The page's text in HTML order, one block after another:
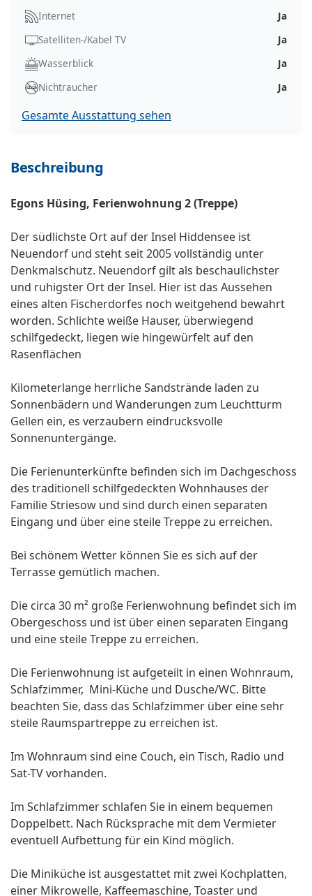
Internet
Ja
Satelliten-/Kabel TV
Ja
Wasserblick
Ja
Nichtraucher
Ja
Gesamte Ausstattung sehen
Beschreibung
Egons Hüsing, Ferienwohnung 2 (Treppe)
Der südlichste Ort auf der Insel Hiddensee ist
Neuendorf und steht seit 2005 vollständig unter
Denkmalschutz. Neuendorf gilt als beschaulichster
und ruhigster Ort der Insel. Hier ist das Aussehen
eines alten Fischerdorfes noch weitgehend bewahrt
worden. Schlichte weiße Hauser, überwiegend
schilfgedeckt, liegen wie hingewürfelt auf den
Rasenflächen
Kilometerlange herrliche Sandstrände laden zu
Sonnenbädern und Wanderungen zum Leuchtturm
Gellen ein, es verzaubern eindrucksvolle
Sonnenuntergänge.
Die Ferienunterkünfte befinden sich im Dachgeschoss
des traditionell schilfgedeckten Wohnhauses der
Familie Striesow und sind durch einen separaten
Eingang und über eine steile Treppe zu erreichen.
Bei schönem Wetter können Sie es sich auf der
Terrasse gemütlich machen.
Die circa 30 m² große Ferienwohnung befindet sich im
Obergeschoss und ist über einen separaten Eingang
und eine steile Treppe zu erreichen.
Die Ferienwohnung ist aufgeteilt in einen Wohnraum,
Schlafzimmer, Mini-Küche und Dusche/WC. Bitte
beachten Sie, dass das Schlafzimmer über eine sehr
steile Raumspartreppe zu erreichen ist.
Im Wohnraum sind eine Couch, ein Tisch, Radio und
Sat-TV vorhanden.
Im Schlafzimmer schlafen Sie in einem bequemen
Doppelbett. Nach Rücksprache mit dem Vermieter
eventuell Aufbettung für ein Kind möglich.
Die Miniküche ist ausgestattet mit zwei Kochplatten,
einer Mikrowelle, Kaffeemaschine, Toaster und